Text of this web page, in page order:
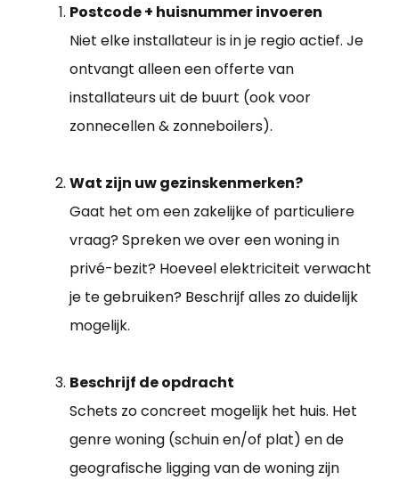
Postcode + huisnummer invoeren
Niet elke installateur is in je regio actief. Je
ontvangt alleen een offerte van
installateurs uit de buurt (ook voor
zonnecellen & zonneboilers).
Wat zijn uw gezinskenmerken?
Gaat het om een zakelijke of particuliere
vraag? Spreken we over een woning in
privé-bezit? Hoeveel elektriciteit verwacht
je te gebruiken? Beschrijf alles zo duidelijk
mogelijk.
Beschrijf de opdracht
Schets zo concreet mogelijk het huis. Het
genre woning (schuin en/of plat) en de
geografische ligging van de woning zijn